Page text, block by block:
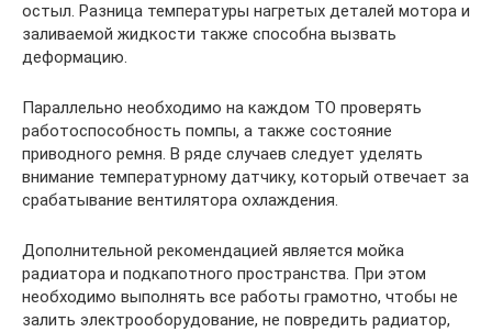
остыл. Разница температуры нагретых деталей мотора и
заливаемой жидкости также способна вызвать
деформацию.
Параллельно необходимо на каждом ТО проверять
работоспособность помпы, а также состояние
приводного ремня. В ряде случаев следует уделять
внимание температурному датчику, который отвечает за
срабатывание вентилятора охлаждения.
Дополнительной рекомендацией является мойка
радиатора и подкапотного пространства. При этом
необходимо выполнять все работы грамотно, чтобы не
залить электрооборудование, не повредить радиатор,